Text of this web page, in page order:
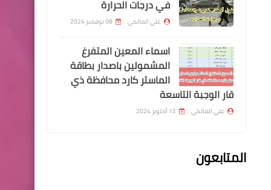
مع ارتفاع النفط.. كشف مصير
فائض الواردات العراقية
في درجات الحرارة
علي المالكي 08 نوفمبر 2024
اسماء المعين المتفرغ
المشمولين باصدار بطاقة
الماستر كارد محافظة ذي
قار الوجبة التاسعة
علي المالكي 12 أكتوبر 2024
المتابعون